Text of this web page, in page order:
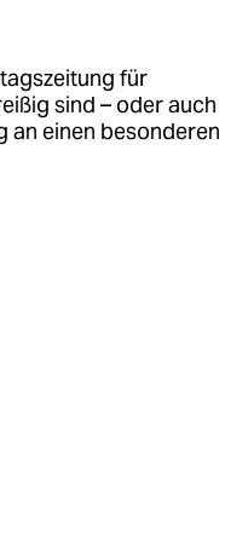
für
sind – oder auch
an einen besonderen